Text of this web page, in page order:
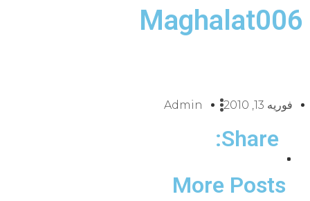
Maghalat006
فوریه 13, 2010 Admin
Share:
More Posts